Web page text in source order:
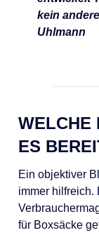
kein
Uhlmann
WELCHE
ES
Ein objektiver
immer hilfreich.
für Boxsäcke